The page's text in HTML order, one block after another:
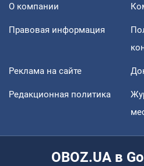
О компании
Правовая информация
Реклама на сайте
Редакционная политика
OBOZ.UA в